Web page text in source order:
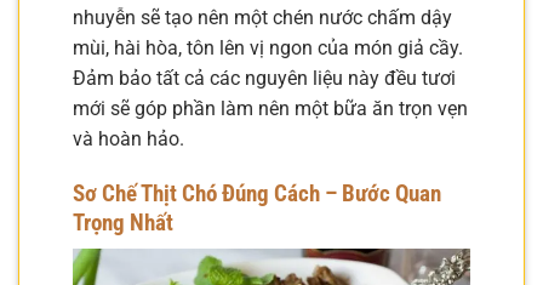
nhuyễn sẽ tạo nên một chén nước chấm dậy
mùi, hài hòa, tôn lên vị ngon của món giả cầy.
Đảm bảo tất cả các nguyên liệu này đều tươi
mới sẽ góp phần làm nên một bữa ăn trọn vẹn
và hoàn hảo.
Sơ Chế Thịt Chó Đúng Cách – Bước Quan
Trọng Nhất